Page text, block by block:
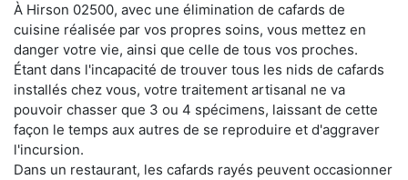
À Hirson 02500, avec une élimination de cafards de
cuisine réalisée par vos propres soins, vous mettez en
danger votre vie, ainsi que celle de tous vos proches.
Étant dans l'incapacité de trouver tous les nids de cafards
installés chez vous, votre traitement artisanal ne va
pouvoir chasser que 3 ou 4 spécimens, laissant de cette
façon le temps aux autres de se reproduire et d'aggraver
l'incursion.
Dans un restaurant, les cafards rayés peuvent occasionner